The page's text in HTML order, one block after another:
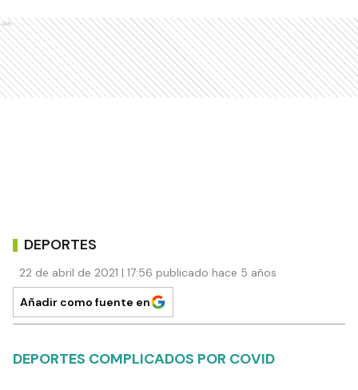
Ads
DEPORTES
22 de abril de 2021 | 17:56 publicado hace 5 años
Añadir como fuente en
DEPORTES COMPLICADOS POR COVID